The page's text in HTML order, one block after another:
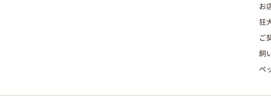
お
狂
ご
飼
ペ